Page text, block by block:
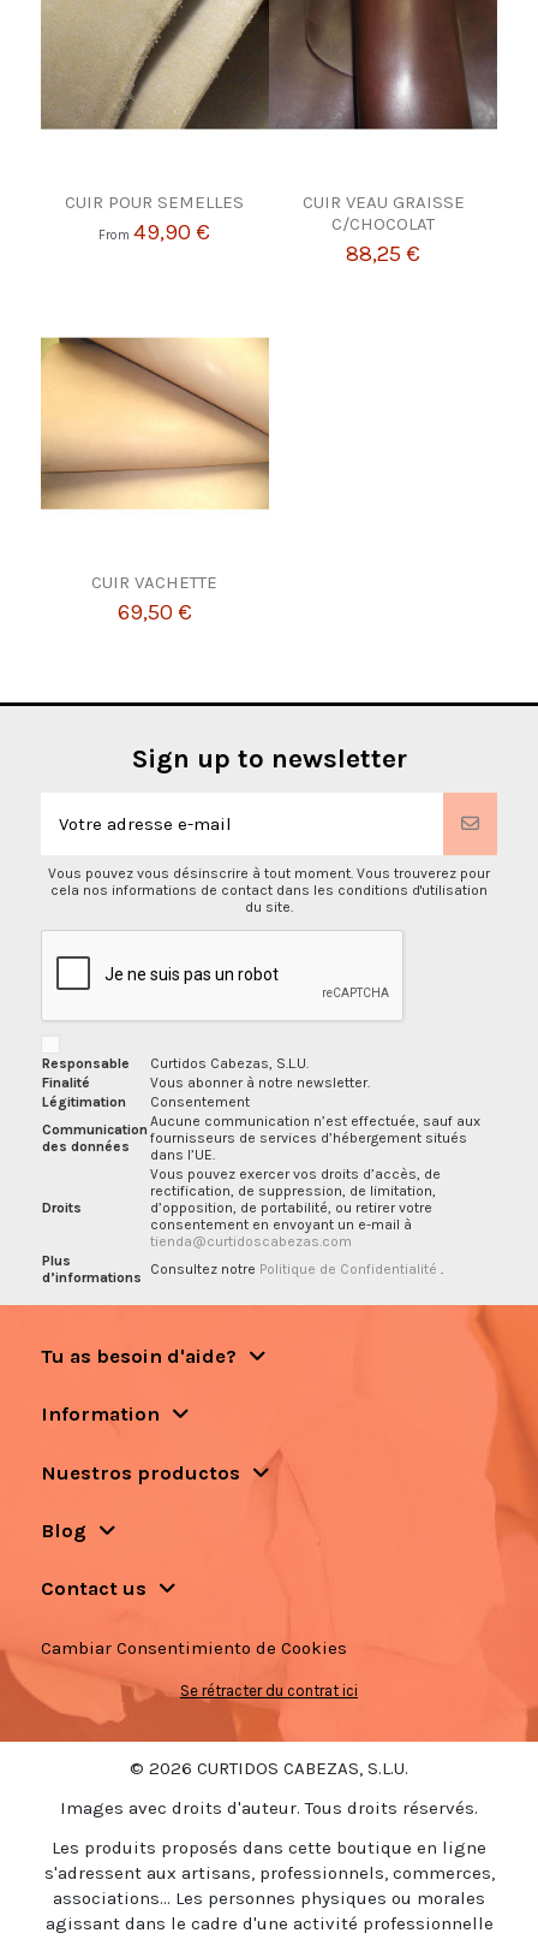
CUIR POUR SEMELLES
From49,90 €
CUIR VEAU GRAISSE
C/CHOCOLAT
88,25 €
CUIR VACHETTE
69,50 €
Sign up to newsletter
Vous pouvez vous désinscrire à tout moment. Vous trouverez pour
cela nos informations de contact dans les conditions d'utilisation
du site.
Responsable
Curtidos Cabezas, S.L.U.
Finalité
Vous abonner à notre newsletter.
Légitimation
Consentement
Communication
des données
Aucune communication n’est effectuée, sauf aux
fournisseurs de services d’hébergement situés
dans l’UE.
Droits
Vous pouvez exercer vos droits d’accès, de
rectification, de suppression, de limitation,
d’opposition, de portabilité, ou retirer votre
consentement en envoyant un e-mail à
tienda@curtidoscabezas.com
Plus
d’informations
Consultez notre Politique de Confidentialité
Tu as besoin d'aide?
Information
Nuestros productos
Blog
Contact us
Cambiar Consentimiento de Cookies
Se rétracter du contrat ici
© 2026 CURTIDOS CABEZAS, S.L.U.
Images avec droits d'auteur. Tous droits réservés.
Les produits proposés dans cette boutique en ligne
s'adressent aux artisans, professionnels, commerces,
associations... Les personnes physiques ou morales
agissant dans le cadre d'une activité professionnelle